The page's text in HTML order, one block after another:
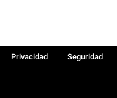
Privacidad Seguridad